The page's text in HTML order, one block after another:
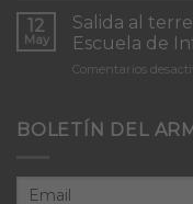
12
May
Salida al
Escuela de
Comentarios
BOLETÍN DEL